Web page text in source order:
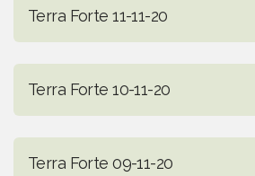
Terra Forte 11-11-20
Terra Forte 10-11-20
Terra Forte 09-11-20